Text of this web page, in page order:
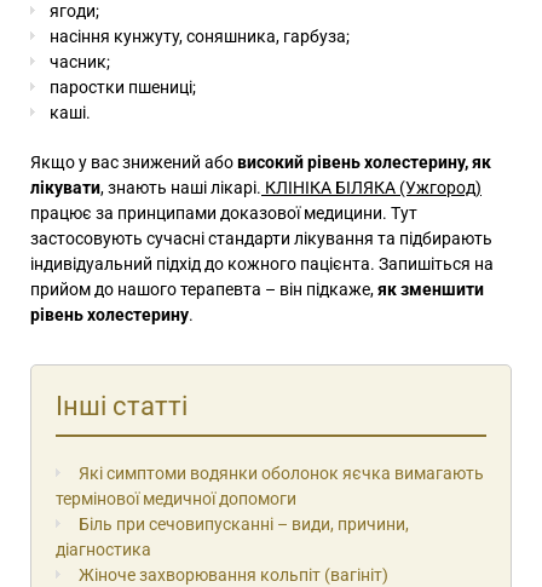
ягоди;
насіння кунжуту, соняшника, гарбуза;
часник;
паростки пшениці;
каші.
Якщо у вас знижений абовисокий рівень холестерину, як
лікувати, знають наші лікарі. КЛІНІКА БІЛЯКА (Ужгород)
працює за принципами доказової медицини. Тут
застосовують сучасні стандарти лікування та підбирають
індивідуальний підхід до кожного пацієнта. Запишіться на
прийом до нашого терапевта – він підкаже,як зменшити
рівень холестерину.
Інші статті
Які симптоми водянки оболонок яєчка вимагають
термінової медичної допомоги
Біль при сечовипусканні – види, причини,
діагностика
Жіноче захворювання кольпіт (вагініт)